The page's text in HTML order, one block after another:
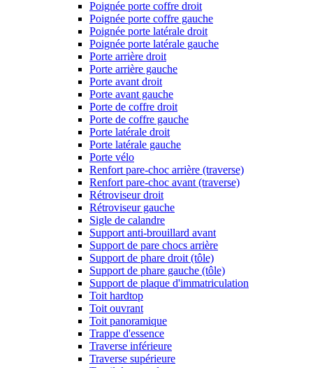
Poignée porte coffre droit
Poignée porte coffre gauche
Poignée porte latérale droit
Poignée porte latérale gauche
Porte arrière droit
Porte arrière gauche
Porte avant droit
Porte avant gauche
Porte de coffre droit
Porte de coffre gauche
Porte latérale droit
Porte latérale gauche
Porte vélo
Renfort pare-choc arrière (traverse)
Renfort pare-choc avant (traverse)
Rétroviseur droit
Rétroviseur gauche
Sigle de calandre
Support anti-brouillard avant
Support de pare chocs arrière
Support de phare droit (tôle)
Support de phare gauche (tôle)
Support de plaque d'immatriculation
Toit hardtop
Toit ouvrant
Toit panoramique
Trappe d'essence
Traverse inférieure
Traverse supérieure